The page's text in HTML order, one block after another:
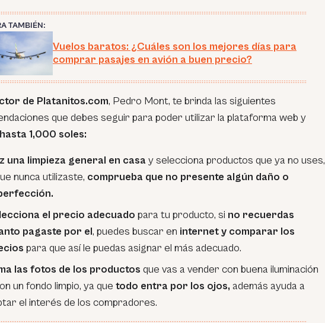
TAMBIÉN:
Vuelos baratos: ¿Cuáles son los mejores días para
comprar pasajes en avión a buen precio?
de Platanitos.com, Pedro Mont, te brinda las siguientes
que debes seguir para poder utilizar la plataforma web y
1,000 soles:
una limpieza general en casa y selecciona productos que ya no uses,
nunca utilizaste, comprueba que no presente algún daño o
el precio adecuado para tu producto, si no recuerdas
pagaste por el, puedes buscar en internet y comparar los
para que así le puedas asignar el más adecuado.
las fotos de los productos que vas a vender con buena iluminación
un fondo limpio, ya que todo entra por los ojos, además ayuda a
el interés de los compradores.